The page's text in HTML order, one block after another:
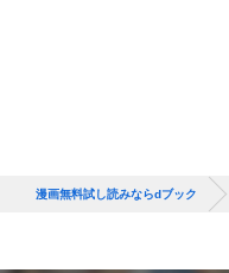
漫画無料試し読みならdブック